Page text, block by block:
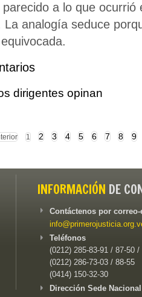
a lo que ocurrió
analogía seduce
dirigentes opinan
1 2 3 4 5 6 7 8 9
INFORMACIÓN DE
Contáctenos por
Teléfonos
(0212) 285-83-91 / 87-50 /
(0212) 286-73-03 / 88-55
(0414) 150-32-30
Dirección Sede